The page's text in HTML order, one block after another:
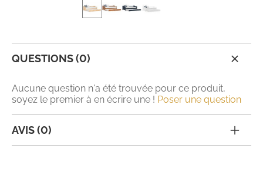
QUESTIONS (0)
Aucune question n'a été trouvée pour ce produit,
soyez le premier à en écrire une ! Poser une question
AVIS (0)